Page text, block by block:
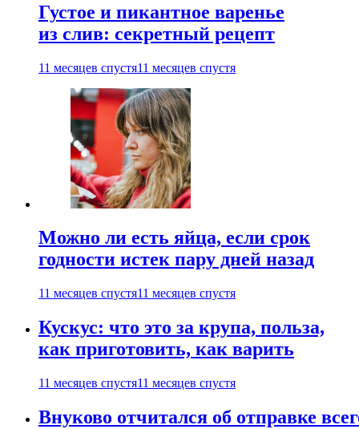
Густое и пикантное варенье
из слив: секретный рецепт
11 месяцев спустя11 месяцев спустя
Можно ли есть яйца, если срок
годности истек пару дней назад
11 месяцев спустя11 месяцев спустя
Кускус: что это за крупа, польза,
как приготовить, как варить
11 месяцев спустя11 месяцев спустя
Внуково отчитался об отправке